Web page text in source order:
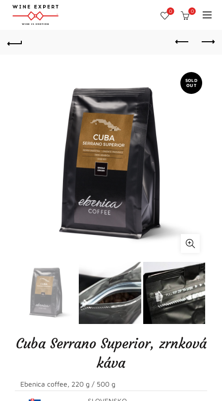
0 0
SOLD
OUT
Cuba Serrano Superior, zrnková
káva
Ebenica coffee, 220 g / 500 g